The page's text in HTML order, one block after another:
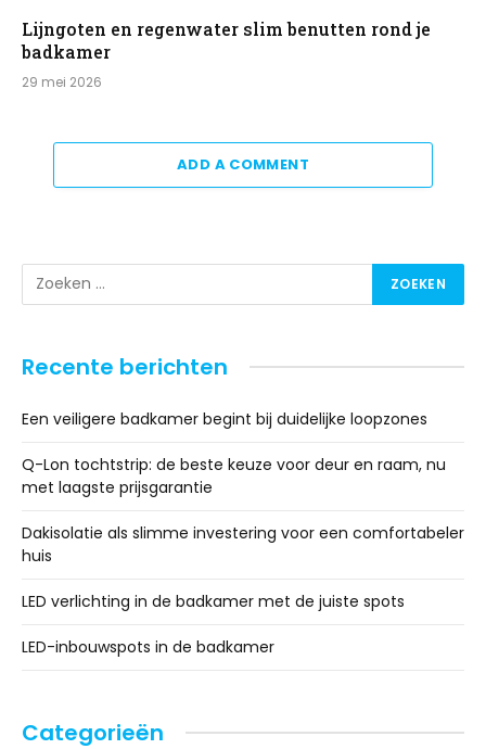
Lijngoten en regenwater slim benutten rond je
badkamer
29 mei 2026
ADD A COMMENT
Recente berichten
Een veiligere badkamer begint bij duidelijke loopzones
Q-Lon tochtstrip: de beste keuze voor deur en raam, nu
met laagste prijsgarantie
Dakisolatie als slimme investering voor een comfortabeler
huis
LED verlichting in de badkamer met de juiste spots
LED-inbouwspots in de badkamer
Categorieën